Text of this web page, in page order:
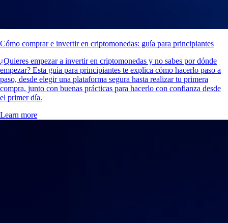
Cómo comprar e invertir en criptomonedas: guía para principiantes
¿Quieres empezar a invertir en criptomonedas y no sabes por dónde
empezar? Esta guía para principiantes te explica cómo hacerlo paso a
paso, desde elegir una plataforma segura hasta realizar tu primera
compra, junto con buenas prácticas para hacerlo con confianza desde
el primer día.
Learn more